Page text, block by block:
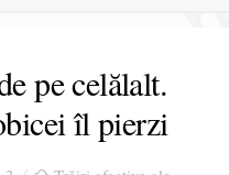
afective
Dunia
povestite
pe celălalt.
îl pierzi